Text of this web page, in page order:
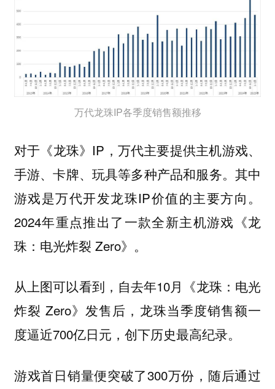
万代龙珠IP各季度销售额推移
对于《龙珠》IP，万代主要提供主机游戏、
手游、卡牌、玩具等多种产品和服务。其中
游戏是万代开发龙珠IP价值的主要方向。
2024年重点推出了一款全新主机游戏《龙
珠：电光炸裂 Zero》。
从上图可以看到，自去年10月《龙珠：电光
炸裂 Zero》发售后，龙珠当季度销售额一
度逼近700亿日元，创下历史最高纪录。
游戏首日销量便突破了300万份，随后通过